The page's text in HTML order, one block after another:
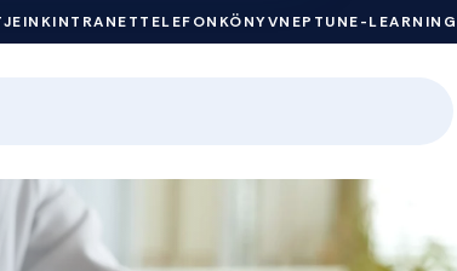
INTRANETTELEFONKÖNYVNEPTUNE-LEARNING